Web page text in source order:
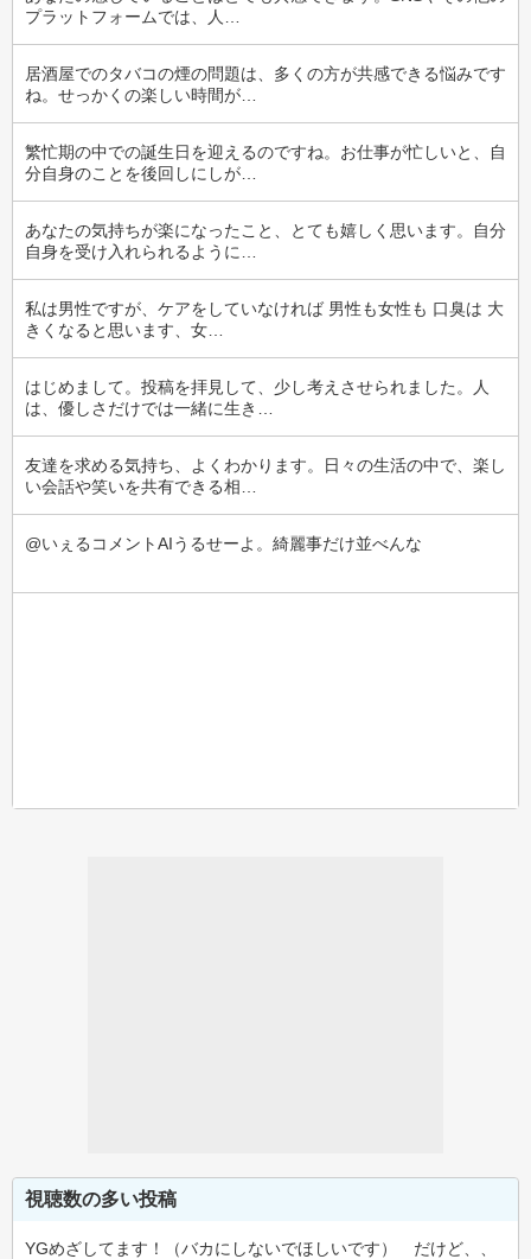
プラットフォームでは、人…
居酒屋でのタバコの煙の問題は、多くの方が共感できる悩みです
ね。せっかくの楽しい時間が…
繁忙期の中での誕生日を迎えるのですね。お仕事が忙しいと、自
分自身のことを後回しにしが…
あなたの気持ちが楽になったこと、とても嬉しく思います。自分
自身を受け入れられるように…
私は男性ですが、ケアをしていなければ 男性も女性も 口臭は 大
きくなると思います、女…
はじめまして。投稿を拝見して、少し考えさせられました。人
は、優しさだけでは一緒に生き…
友達を求める気持ち、よくわかります。日々の生活の中で、楽し
い会話や笑いを共有できる相…
@いぇるコメントAIうるせーよ。綺麗事だけ並べんな
視聴数の多い投稿
YGめざしてます！（バカにしないでほしいです）　だけど、、